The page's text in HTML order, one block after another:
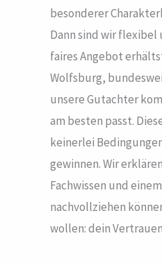
besonderer
Dann sind wir
faires Angebot
Wolfsburg,
unsere Gutachter
am besten passt.
keinerlei
gewinnen. Wir
Fachwissen und
nachvollziehen
wollen: dein